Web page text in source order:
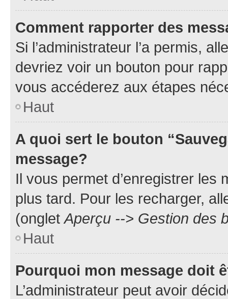
Comment rapporter des
Si l’administrateur l’a permis,
devriez voir un bouton pour
vous accéderez aux étapes
Haut
A quoi sert le bouton
message?
Il vous permet d’enregistrer
plus tard. Pour les recharger,
(ongletAperçu --> Gestion des
Haut
Pourquoi mon message doit
L’administrateur peut avoir